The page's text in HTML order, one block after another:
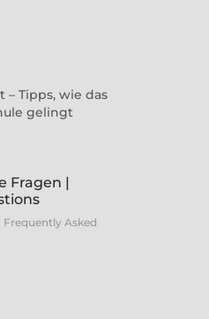
– Tipps, wie das
gelingt
Frequently Asked